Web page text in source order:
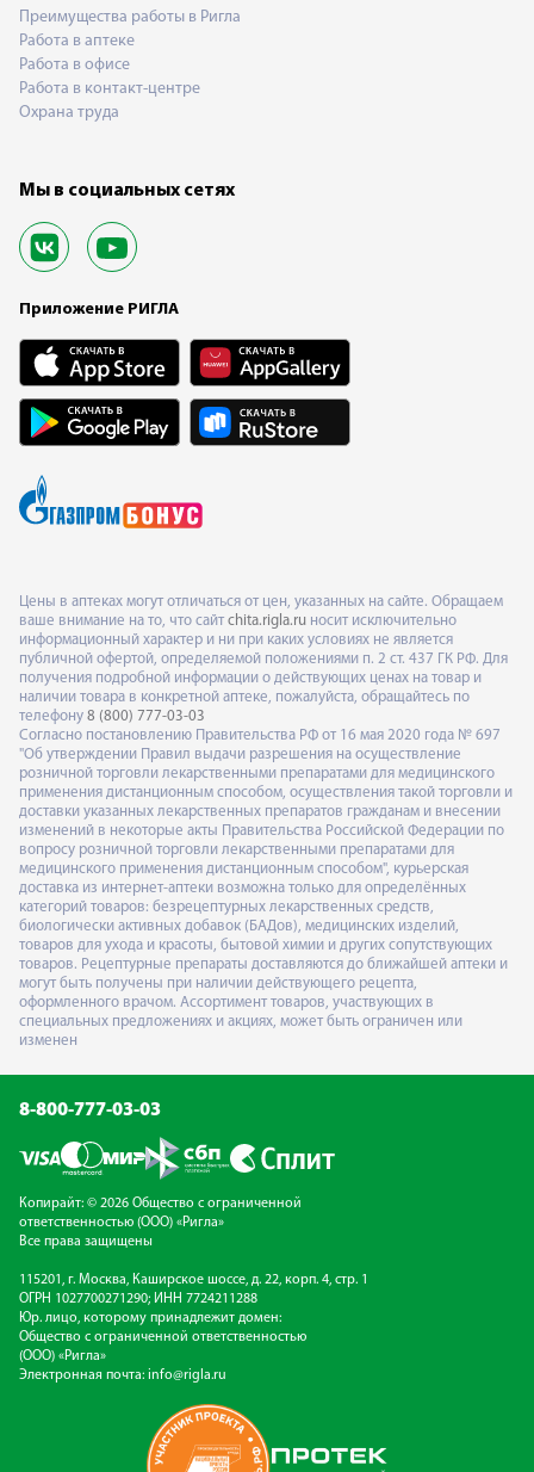
Преимущества работы в Ригла
Работа в аптеке
Работа в офисе
Работа в контакт-центре
Охрана труда
Мы в социальных сетях
Приложение РИГЛА
Цены в аптеках могут отличаться от цен, указанных на сайте. Обращаем
ваше внимание на то, что сайт chita.rigla.ru носит исключительно
информационный характер и ни при каких условиях не является
публичной офертой, определяемой положениями п. 2 ст. 437 ГК РФ. Для
получения подробной информации о действующих ценах на товар и
наличии товара в конкретной аптеке, пожалуйста, обращайтесь по
телефону 8 (800) 777-03-03
Согласно постановлению Правительства РФ от 16 мая 2020 года № 697
"Об утверждении Правил выдачи разрешения на осуществление
розничной торговли лекарственными препаратами для медицинского
применения дистанционным способом, осуществления такой торговли и
доставки указанных лекарственных препаратов гражданам и внесении
изменений в некоторые акты Правительства Российской Федерации по
вопросу розничной торговли лекарственными препаратами для
медицинского применения дистанционным способом", курьерская
доставка из интернет-аптеки возможна только для определённых
категорий товаров: безрецептурных лекарственных средств,
биологически активных добавок (БАДов), медицинских изделий,
товаров для ухода и красоты, бытовой химии и других сопутствующих
товаров. Рецептурные препараты доставляются до ближайшей аптеки и
могут быть получены при наличии действующего рецепта,
оформленного врачом. Ассортимент товаров, участвующих в
специальных предложениях и акциях, может быть ограничен или
изменен
8-800-777-03-03
Копирайт: © 2026 Общество с ограниченной
ответственностью (ООО) «Ригла»
Все права защищены
115201, г. Москва, Каширское шоссе, д. 22, корп. 4, стр. 1
ОГРН 1027700271290; ИНН 7724211288
Юр. лицо, которому принадлежит домен:
Общество с ограниченной ответственностью
(ООО) «Ригла»
Электронная почта: info@rigla.ru